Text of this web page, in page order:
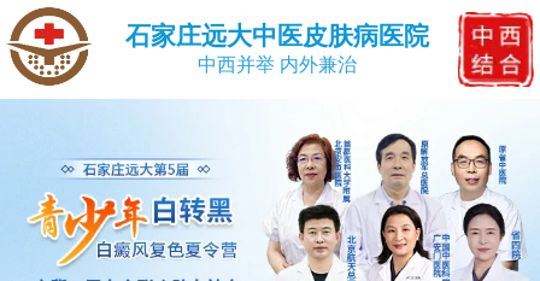
石家庄远大中医皮肤病医院
中西并举 内外兼治